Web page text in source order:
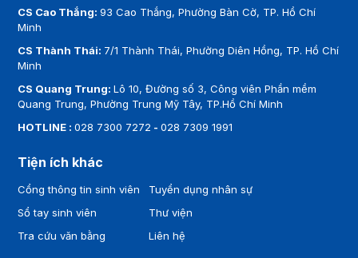
CS Cao Thắng:93 Cao Thắng, Phường Bàn Cờ, TP. Hồ Chí
Minh
CS Thành Thái: 7/1 Thành Thái, Phường Diên Hồng, TP. Hồ Chí
Minh
CS Quang Trung:Lô 10, Đường số 3, Công viên Phần mềm
Quang Trung, Phường Trung Mỹ Tây, TP.Hồ Chí Minh
HOTLINE :028 7300 7272 -028 7309 1991
Tiện ích khác
Cổng thông tin sinh viên
Sổ tay sinh viên
Tra cứu văn bằng
Tuyển dụng nhân sự
Thư viện
Liên hệ